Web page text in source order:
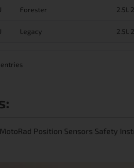
Forester 2.5L
Legacy 2.5L
Position Sensors Safety